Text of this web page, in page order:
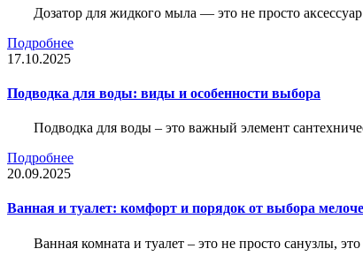
Дозатор для жидкого мыла — это не просто
Подробнее
17.10.2025
Подводка для воды: виды и особенности выбора
Подводка для воды – это важный элемент
Подробнее
20.09.2025
Ванная и туалет: комфорт и порядок от выбора
Ванная комната и туалет – это не просто санузлы,